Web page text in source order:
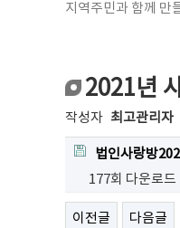
지역주민과 함께 만
2021년
작성자 최고관리자
법인사랑방
177회 다운로드
이전글 다음글